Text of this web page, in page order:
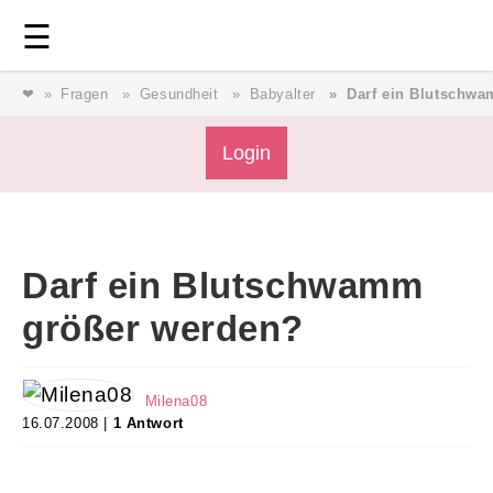
☰
❤ Fragen Gesundheit Babyalter Darf ein
Login
Darf ein Blutschwamm
größer werden?
Milena08
16.07.2008 | 1 Antwort
Magazin
Service